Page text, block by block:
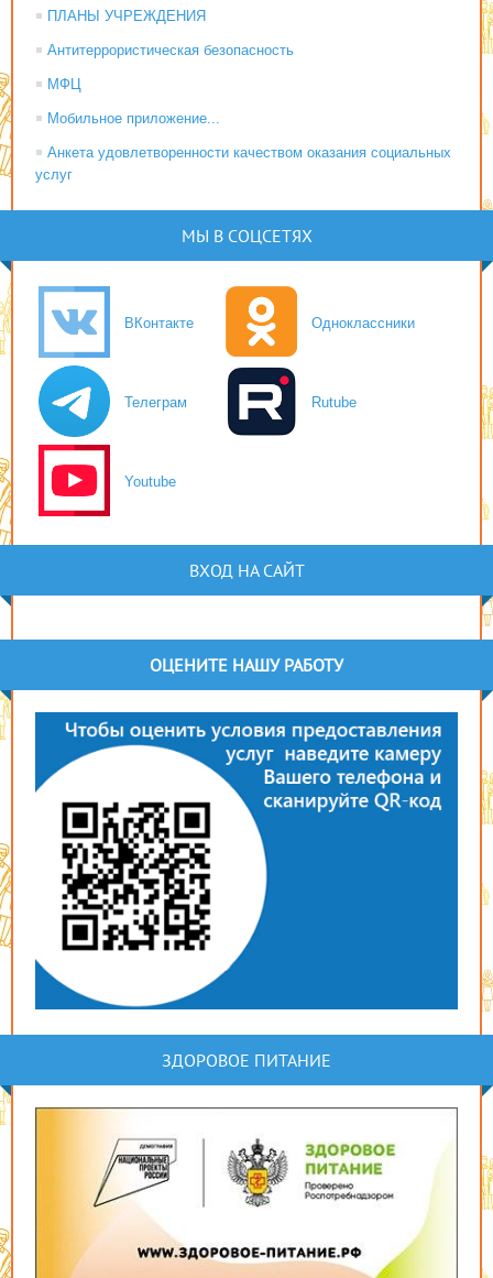
ПЛАНЫ УЧРЕЖДЕНИЯ
Антитеррористическая безопасность
МФЦ
Мобильное приложение...
Анкета удовлетворенности качеством оказания социальных
услуг
МЫ В СОЦСЕТЯХ
ВКонтакте Одноклассники
Телеграм Rutube
Youtube
ВХОД НА САЙТ
ОЦЕНИТЕ НАШУ РАБОТУ
ЗДОРОВОЕ ПИТАНИЕ